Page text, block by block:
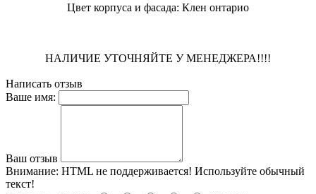
Цвет корпуса и фасада: Клен онтарио
НАЛИЧИЕ УТОЧНЯЙТЕ У МЕНЕДЖЕРА!!!!
Написать отзыв
Ваше имя:
Ваш отзыв
Внимание: HTML не поддерживается! Используйте обычный
текст!